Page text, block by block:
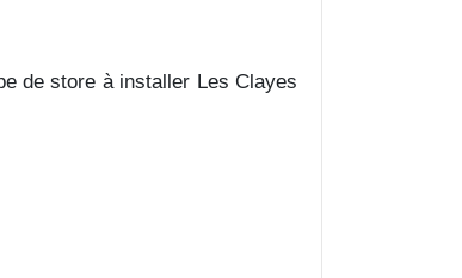
de store à installer Les Clayes